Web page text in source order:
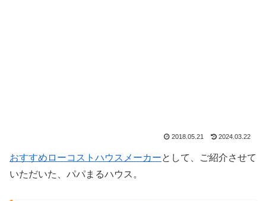
2018.05.21 2024.03.22
おすすめローコストハウスメーカーとして、ご紹介させて
いただいた、パパまるハウス。